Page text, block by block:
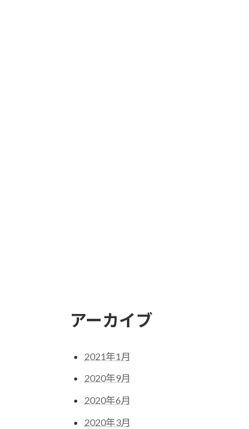
アーカイブ
2021年1月
2020年9月
2020年6月
2020年3月